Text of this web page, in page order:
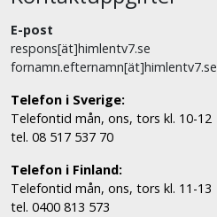
E-post
respons[ät]himlentv7.se
fornamn.efternamn[ät]himlentv7.se
Telefon i Sverige:
Telefontid mån, ons, tors kl. 10-12
tel. 08 517 537 70
Telefon i Finland:
Telefontid mån, ons, tors kl. 11-13
tel. 0400 813 573